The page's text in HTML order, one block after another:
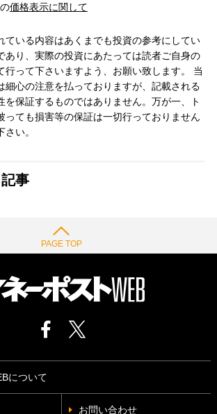
価格表示に関して
ている内容はあくまでも投資の参考にしてい
あり、実際の投資にあたっては読者ご自身の
行って下さいますよう、お願い致します。 当
細心の注意を払っておりますが、記載される
を保証するものではありません。万が一、ト
っても損害等の保証は一切行っておりません
い。
事
PAGE TOP
について
お問い合わせ